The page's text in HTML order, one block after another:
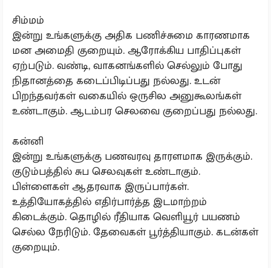
சிம்மம்
இன்று உங்களுக்கு அதிக பணிச்சுமை காரணமாக
மன அமைதி குறையும். ஆரோக்கிய பாதிப்புகள்
ஏற்படும். வண்டி, வாகனங்களில் செல்லும் போது
நிதானத்தை கடைப்பிடிப்பது நல்லது. உடன்
பிறந்தவர்கள் வகையில் ஒருசில அனுகூலங்கள்
உண்டாகும். ஆடம்பர செலவை குறைப்பது நல்லது.
கன்னி
இன்று உங்களுக்கு பணவரவு தாரளமாக இருக்கும்.
குடும்பத்தில் சுப செலவுகள் உண்டாகும்.
பிள்ளைகள் ஆதரவாக இருப்பார்கள்.
உத்தியோகத்தில் எதிர்பார்த்த இடமாற்றம்
கிடைக்கும். தொழில் ரீதியாக வெளியூர் பயணம்
செல்ல நேரிடும். தேவைகள் பூர்த்தியாகும். கடன்கள்
குறையும்.